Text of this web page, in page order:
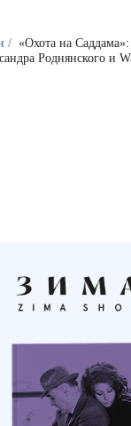
/ «Охота на
Роднянского и